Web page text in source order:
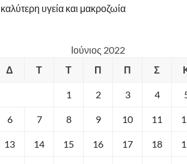
καλύτερη υγεία και μακροζωία
Ιούνιος 2022
Δ
Τ Τ Π Π Σ
1 2 3 4
6 7 8 9 10 11
13 14 15 16 17 18